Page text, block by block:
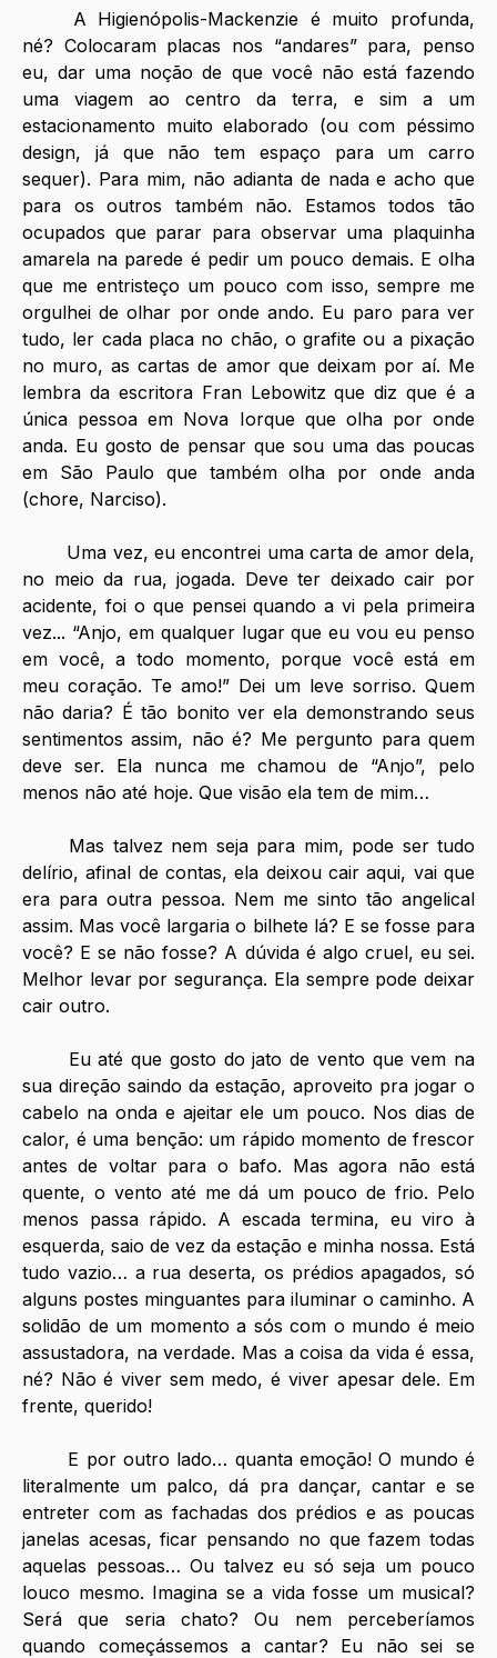
né? Colocaram placas nos “andares” para, penso
eu, dar uma noção de que você não está fazendo
uma viagem ao centro da terra, e sim a um
estacionamento muito elaborado (ou com péssimo
design, já que não tem espaço para um carro
sequer). Para mim, não adianta de nada e acho que
para os outros também não. Estamos todos tão
ocupados que parar para observar uma plaquinha
amarela na parede é pedir um pouco demais. E olha
que me entristeço um pouco com isso, sempre me
orgulhei de olhar por onde ando. Eu paro para ver
tudo, ler cada placa no chão, o grafite ou a pixação
no muro, as cartas de amor que deixam por aí. Me
lembra da escritora Fran Lebowitz que diz que é a
única pessoa em Nova Iorque que olha por onde
anda. Eu gosto de pensar que sou uma das poucas
em São Paulo que também olha por onde anda
(chore, Narciso).
no meio da rua, jogada. Deve ter deixado cair por
acidente, foi o que pensei quando a vi pela primeira
vez... “Anjo, em qualquer lugar que eu vou eu penso
em você, a todo momento, porque você está em
meu coração. Te amo!” Dei um leve sorriso. Quem
não daria? É tão bonito ver ela demonstrando seus
sentimentos assim, não é? Me pergunto para quem
deve ser. Ela nunca me chamou de “Anjo”, pelo
menos não até hoje. Que visão ela tem de mim…
delírio, afinal de contas, ela deixou cair aqui, vai que
era para outra pessoa. Nem me sinto tão angelical
assim. Mas você largaria o bilhete lá? E se fosse para
você? E se não fosse? A dúvida é algo cruel, eu sei.
Melhor levar por segurança. Ela sempre pode deixar
cair outro.
sua direção saindo da estação, aproveito pra jogar o
cabelo na onda e ajeitar ele um pouco. Nos dias de
calor, é uma benção: um rápido momento de frescor
antes de voltar para o bafo. Mas agora não está
quente, o vento até me dá um pouco de frio. Pelo
menos passa rápido. A escada termina, eu viro à
esquerda, saio de vez da estação e minha nossa. Está
tudo vazio… a rua deserta, os prédios apagados, só
alguns postes minguantes para iluminar o caminho. A
solidão de um momento a sós com o mundo é meio
assustadora, na verdade. Mas a coisa da vida é essa,
né? Não é viver sem medo, é viver apesar dele. Em
frente, querido!
literalmente um palco, dá pra dançar, cantar e se
entreter com as fachadas dos prédios e as poucas
janelas acesas, ficar pensando no que fazem todas
aquelas pessoas… Ou talvez eu só seja um pouco
louco mesmo. Imagina se a vida fosse um musical?
Será que seria chato? Ou nem perceberíamos
quando começássemos a cantar? Eu não sei se